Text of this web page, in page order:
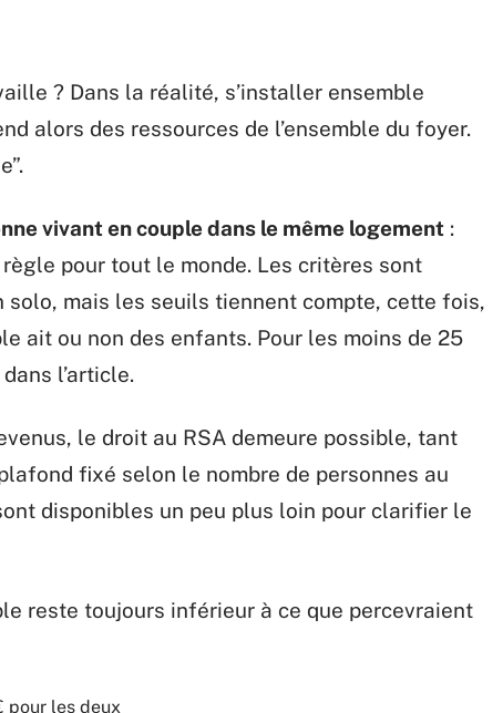
? Dans la réalité, s’installer ensemble
alors des ressources de l’ensemble du foyer.
vivant en couple dans le même logement :
pour tout le monde. Les critères sont
solo, mais les seuils tiennent compte, cette fois,
ait ou non des enfants. Pour les moins de 25
l’article.
le droit au RSA demeure possible, tant
fixé selon le nombre de personnes au
disponibles un peu plus loin pour clarifier le
reste toujours inférieur à ce que percevraient
pour les deux